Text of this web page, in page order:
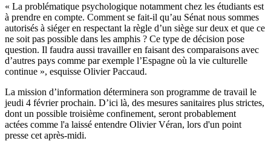
« La problématique psychologique notamment chez les étudiants est
à prendre en compte. Comment se fait-il qu’au Sénat nous sommes
autorisés à siéger en respectant la règle d’un siège sur deux et que ce
ne soit pas possible dans les amphis ? Ce type de décision pose
question. Il faudra aussi travailler en faisant des comparaisons avec
d’autres pays comme par exemple l’Espagne où la vie culturelle
continue », esquisse Olivier Paccaud.
La mission d’information déterminera son programme de travail le
jeudi 4 février prochain. D’ici là, des mesures sanitaires plus strictes,
dont un possible troisième confinement, seront probablement
actées comme l'a laissé entendre Olivier Véran, lors d'un point
presse cet après-midi.